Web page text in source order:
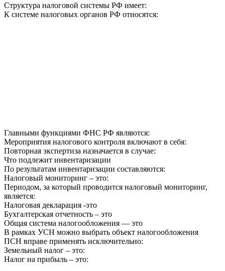
Структура налоговой системы РФ имеет:
К системе налоговых органов РФ относятся:
Главными функциями ФНС РФ являются:
Мероприятия налогового контроля включают в себя:
Повторная экспертиза назначается в случае:
Что подлежит инвентаризации
По результатам инвентаризации составляются:
Налоговый мониторинг – это:
Периодом, за который проводится налоговый мониторинг,
является:
Налоговая декларация -это
Бухгалтерская отчетность – это
Общая система налогообложения — это
В рамках УСН можно выбрать объект налогообложения
ПСН вправе применять исключительно:
Земельный налог – это:
Налог на прибыль – это: